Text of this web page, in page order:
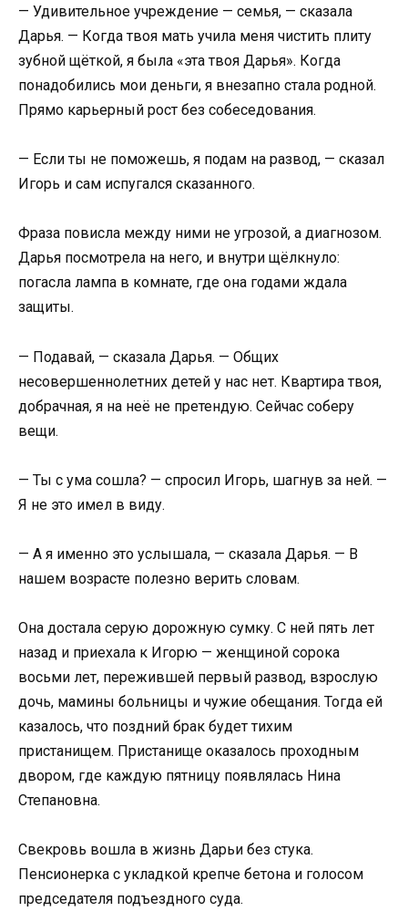
— Удивительное учреждение — семья, — сказала
Дарья. — Когда твоя мать учила меня чистить плиту
зубной щёткой, я была «эта твоя Дарья». Когда
понадобились мои деньги, я внезапно стала родной.
Прямо карьерный рост без собеседования.
— Если ты не поможешь, я подам на развод, — сказал
Игорь и сам испугался сказанного.
Фраза повисла между ними не угрозой, а диагнозом.
Дарья посмотрела на него, и внутри щёлкнуло:
погасла лампа в комнате, где она годами ждала
защиты.
— Подавай, — сказала Дарья. — Общих
несовершеннолетних детей у нас нет. Квартира твоя,
добрачная, я на неё не претендую. Сейчас соберу
вещи.
— Ты с ума сошла? — спросил Игорь, шагнув за ней. —
Я не это имел в виду.
— А я именно это услышала, — сказала Дарья. — В
нашем возрасте полезно верить словам.
Она достала серую дорожную сумку. С ней пять лет
назад и приехала к Игорю — женщиной сорока
восьми лет, пережившей первый развод, взрослую
дочь, мамины больницы и чужие обещания. Тогда ей
казалось, что поздний брак будет тихим
пристанищем. Пристанище оказалось проходным
двором, где каждую пятницу появлялась Нина
Степановна.
Свекровь вошла в жизнь Дарьи без стука.
Пенсионерка с укладкой крепче бетона и голосом
председателя подъездного суда.